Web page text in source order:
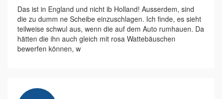
Das ist in England und nicht ib Holland! Ausserdem, sind
die zu dumm ne Scheibe einzuschlagen. Ich finde, es sieht
teilweise schwul aus, wenn die auf dem Auto rumhauen. Da
hätten die ihn auch gleich mit rosa Wattebäuschen
bewerfen können, w